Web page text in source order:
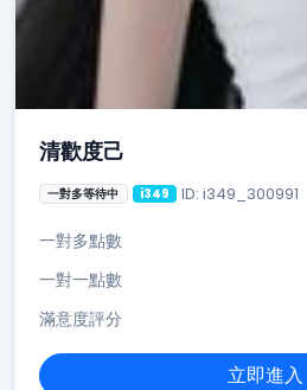
清歡度己
一對多等待中 i349 ID: i349_300991
一對多點數
一對一點數
滿意度評分
立即進入